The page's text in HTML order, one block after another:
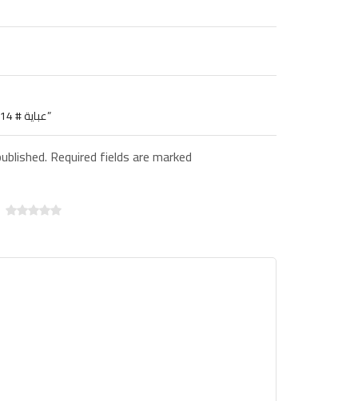
BE THE FIRST TO REVIEW “عباية # 2214| دارلانا”
Required fields are marked